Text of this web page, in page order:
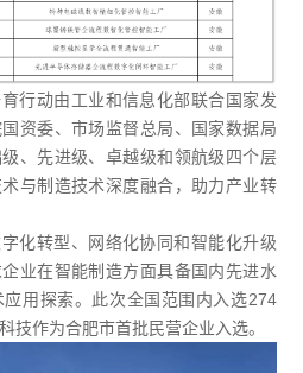
行动由工业和信息化部联合国家发
资委、市场监督总局、国家数据局
、先进级、卓越级和领航级四个层
与制造技术深度融合，助力产业转
化转型、网络化协同和智能化升级
业在智能制造方面具备国内先进水
用探索。此次全国范围内入选274
技作为合肥市首批民营企业入选。